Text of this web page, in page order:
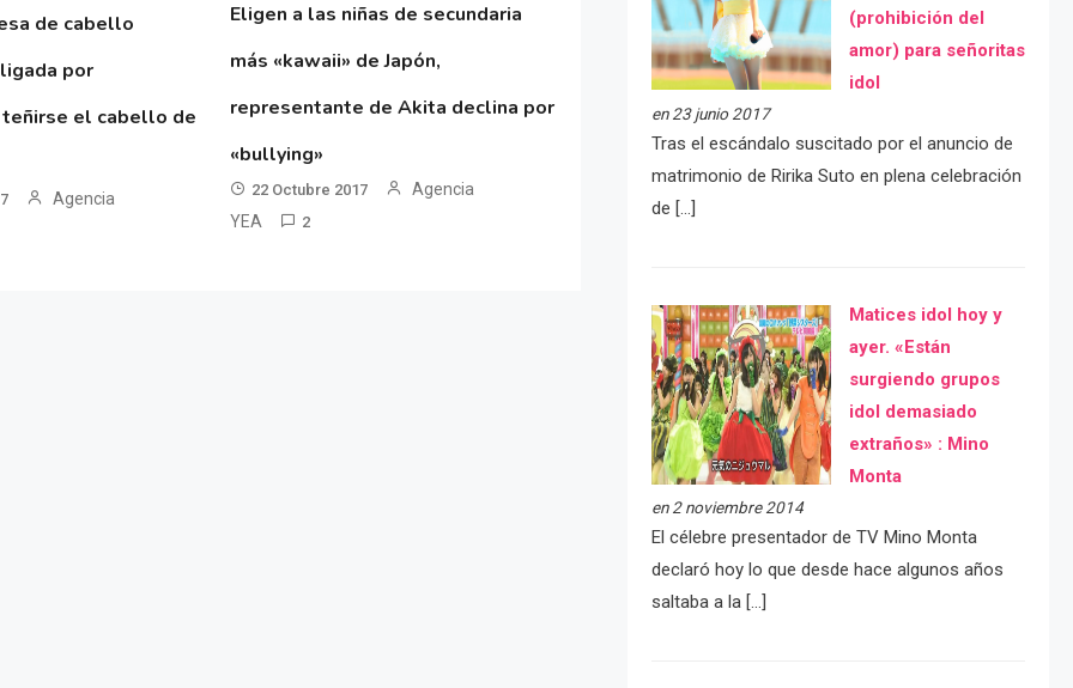
de cabello
por
el cabello de
Agencia
Eligen a las niñas de secundaria
más «kawaii» de Japón,
representante de Akita declina por
«bullying»
22 Octubre 2017
Agencia
YEA
2
(prohibición del
amor) para señoritas
idol
en 23 junio 2017
Tras el escándalo suscitado por el anuncio de
matrimonio de Ririka Suto en plena celebración
de […]
Matices idol hoy y
ayer. «Están
surgiendo grupos
idol demasiado
extraños» : Mino
Monta
en 2 noviembre 2014
El célebre presentador de TV Mino Monta
declaró hoy lo que desde hace algunos años
saltaba a la […]